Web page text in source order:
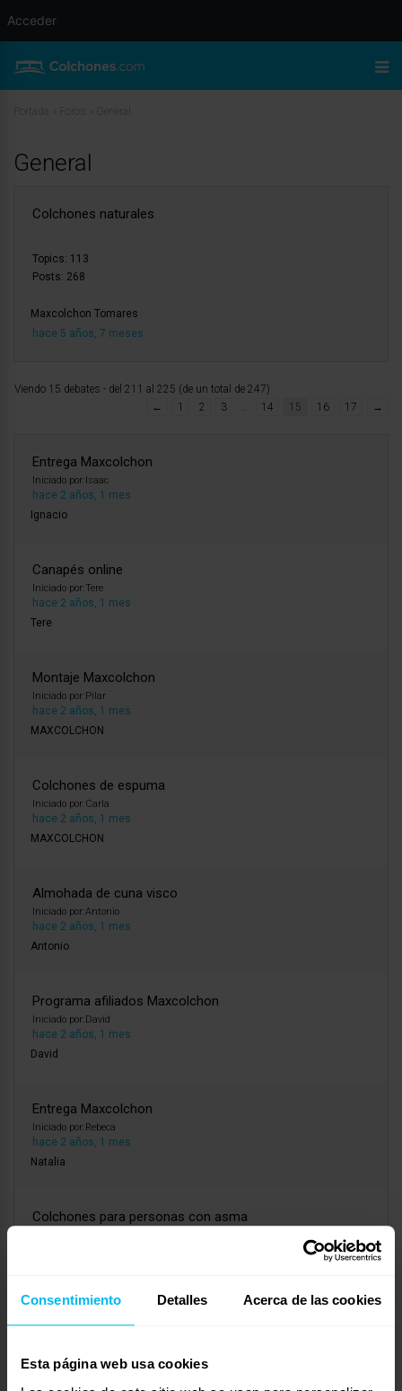
Consentimiento Detalles Acerca de las cookies
Esta página web usa cookies
General
Colchones naturales
Topics: 113
Posts: 268
Maxcolchon Tomares
hace 5 años, 7 meses
Viendo 15 debates - del 211 al 225 (de un total de 247)
←
1 2 3 … 14 15 16 17 →
Entrega Maxcolchon
Iniciado por:Isaac
hace 2 años, 1 mes
Ignacio
Canapés online
Iniciado por:Tere
hace 2 años, 1 mes
Tere
Montaje Maxcolchon
Iniciado por:Pilar
hace 2 años, 1 mes
MAXCOLCHON
Colchones de espuma
Iniciado por:Carla
hace 2 años, 1 mes
MAXCOLCHON
Almohada de cuna visco
Iniciado por:Antonio
hace 2 años, 1 mes
Antonio
Programa afiliados Maxcolchon
Iniciado por:David
hace 2 años, 1 mes
David
Entrega Maxcolchon
Iniciado por:Rebeca
hace 2 años, 1 mes
Natalia
Colchones para personas con asma
Vida del colchón
hace 2 años, 1 mes
Acceder